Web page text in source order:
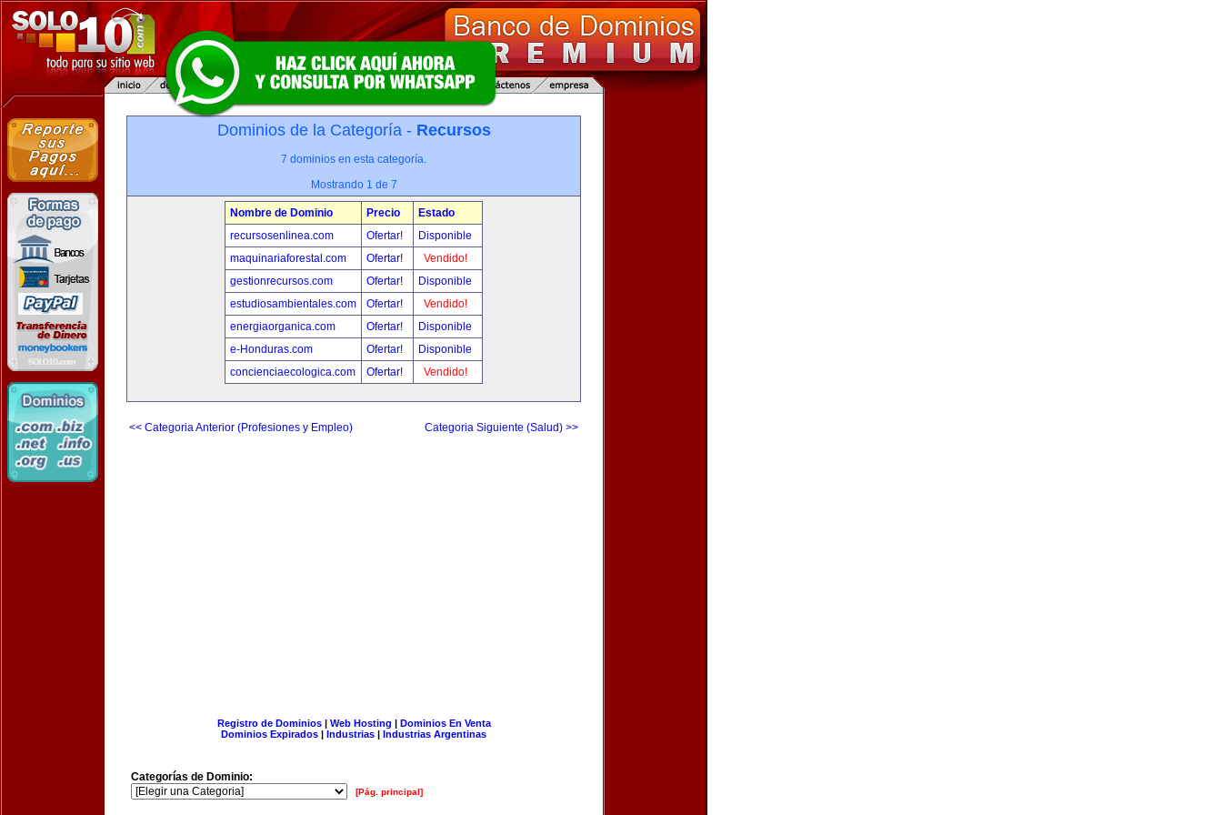
Dominios de la Categoría - Recursos
7 dominios en esta categoría.
Mostrando 1 de 7
Nombre de Dominio Precio
Estado
recursosenlinea.com
Ofertar!
Disponible
maquinariaforestal.com
Ofertar!
Vendido!
gestionrecursos.com
Ofertar!
Disponible
estudiosambientales.com
Ofertar!
Vendido!
energiaorganica.com
Ofertar!
Disponible
e-Honduras.com
Ofertar!
Disponible
concienciaecologica.com
Ofertar! Vendido!
<< Categoria Anterior (Profesiones y Empleo) Categoria Siguiente (Salud) >>
Registro de Dominios| Web Hosting | Dominios En Venta
Dominios Expirados | Industrias | Industrias Argentinas
Categorías de Dominio:
[Pág. principal]